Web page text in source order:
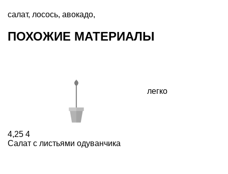
салат, лосось, авокадо,
ПОХОЖИЕ МАТЕРИАЛЫ
легко
4,25 4
Салат с листьями одуванчика